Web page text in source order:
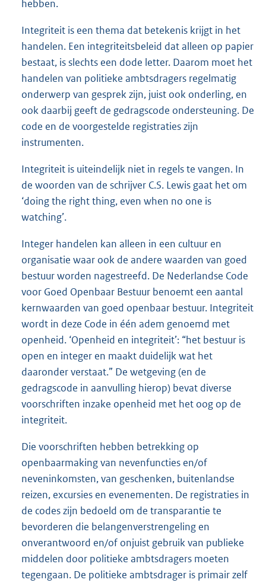
hebben.
Integriteit is een thema dat betekenis krijgt in het
handelen. Een integriteitsbeleid dat alleen op papier
bestaat, is slechts een dode letter. Daarom moet het
handelen van politieke ambtsdragers regelmatig
onderwerp van gesprek zijn, juist ook onderling, en
ook daarbij geeft de gedragscode ondersteuning. De
code en de voorgestelde registraties zijn
instrumenten.
Integriteit is uiteindelijk niet in regels te vangen. In
de woorden van de schrijver C.S. Lewis gaat het om
‘doing the right thing, even when no one is
watching’.
Integer handelen kan alleen in een cultuur en
organisatie waar ook de andere waarden van goed
bestuur worden nagestreefd. De Nederlandse Code
voor Goed Openbaar Bestuur benoemt een aantal
kernwaarden van goed openbaar bestuur. Integriteit
wordt in deze Code in één adem genoemd met
openheid. ‘Openheid en integriteit’: “het bestuur is
open en integer en maakt duidelijk wat het
daaronder verstaat.” De wetgeving (en de
gedragscode in aanvulling hierop) bevat diverse
voorschriften inzake openheid met het oog op de
integriteit.
Die voorschriften hebben betrekking op
openbaarmaking van nevenfuncties en/of
neveninkomsten, van geschenken, buitenlandse
reizen, excursies en evenementen. De registraties in
de codes zijn bedoeld om de transparantie te
bevorderen die belangenverstrengeling en
onverantwoord en/of onjuist gebruik van publieke
middelen door politieke ambtsdragers moeten
tegengaan. De politieke ambtsdrager is primair zelf